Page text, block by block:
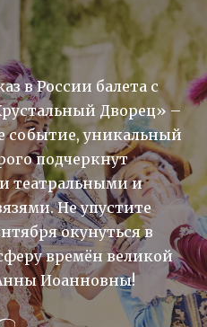
в России балета с
Дворец» –
событие, уникальный
подчеркнут
театральными и
Не упустите
окунуться в
времён великой
Иоанновны!